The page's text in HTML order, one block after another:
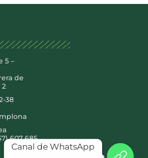
5 –
de
38
607 685
Canal de WhatsApp